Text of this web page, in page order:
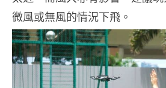
微風或無風的情況下飛。